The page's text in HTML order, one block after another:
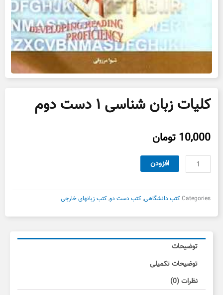
کلیات زبان شناسی ۱ دست دوم
10,000 تومان
کلیات
زبان
۱
دست
دوم
افزودن
Categoriesکتب دانشگاهی,کتب دست دو,کتب زبانهای خارجی
توضیحات
توضیحات تکمیلی
نظرات (0)